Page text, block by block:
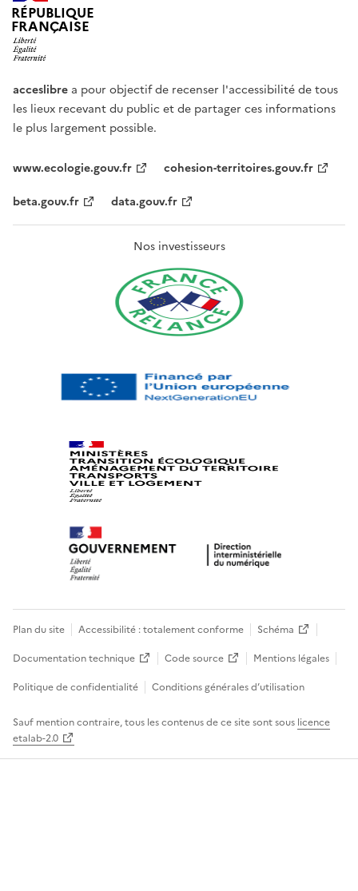
RÉPUBLIQUE
FRANÇAISE
acceslibre a pour objectif de recenser l'accessibilité de tous
les lieux recevant du public et de partager ces informations
le plus largement possible.
www.ecologie.gouv.fr
cohesion-territoires.gouv.fr
beta.gouv.fr
data.gouv.fr
Nos investisseurs
Plan du site Accessibilité : totalement conforme
Schéma
Documentation technique
Code source
Mentions légales
Politique de confidentialité
Conditions générales d’utilisation
Sauf mention contraire, tous les contenus de ce site sont sous licence
etalab-2.0